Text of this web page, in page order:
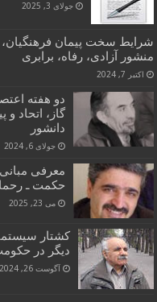
جولای 3, 2025
شرایط سخت پیمان فرهنگیان،
منشور آزادی، رفاه، برابری
اکتبر 7, 2024
دو هفته
گاز، اتحاد
دانشور
جولای 6, 2024
معرفی
حکمت ـ
می 23, 2025
کشتار
دیگر در
آگوست 26, 2024